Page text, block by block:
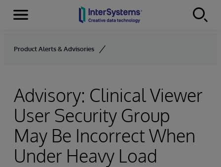
Skip to content
Menu
Product Alerts & Advisories
Advisory: Clinical Viewer
User Security Group
May Be Incorrect When
Under Heavy Load